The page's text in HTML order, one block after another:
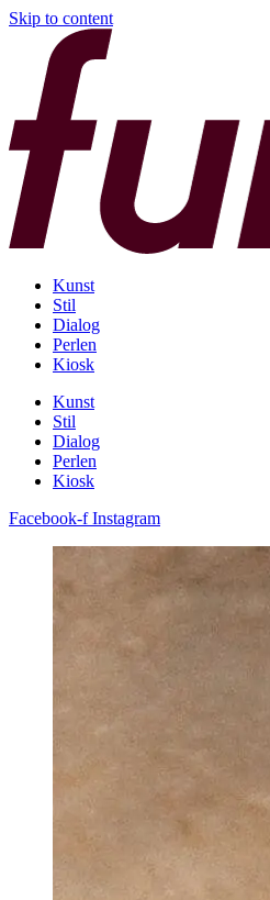
Skip to content
Kunst
Stil
Dialog
Perlen
Kiosk
Kunst
Stil
Dialog
Perlen
Kiosk
Facebook-f Instagram